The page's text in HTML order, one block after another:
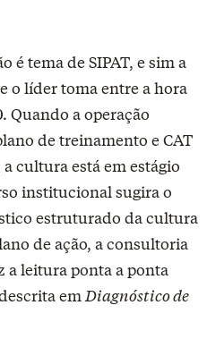
é tema de SIPAT, e sim a
o líder toma entre a hora
Quando a operação
de treinamento e CAT
cultura está em estágio
institucional sugira o
estruturado da cultura
de ação, a consultoria
a leitura ponta a ponta
em Diagnóstico de